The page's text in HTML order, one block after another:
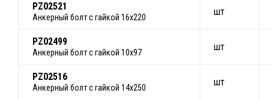
PZ02521
Анкерный болт с гайкой 16х220
шт
PZ02499
Анкерный болт с гайкой 10х97
шт
PZ02516
Анкерный болт с гайкой 14х250
шт